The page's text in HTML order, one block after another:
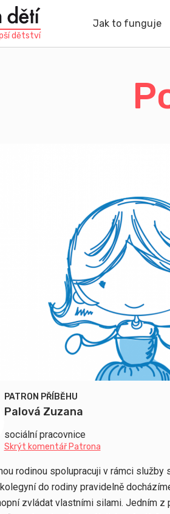
dětství
Jak to funguje
PATRON PŘÍBĚHU
Palová Zuzana
sociální pracovnice
Skrýt komentář Patrona
rodinou spolupracuji v rámci
do rodiny pravidelně
zvládat vlastními silami. Jedním z